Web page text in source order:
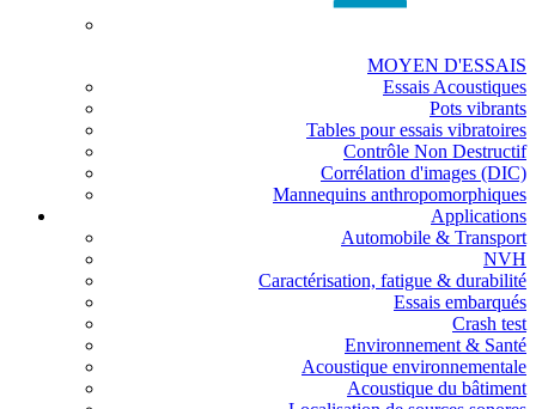
MOYEN D'ESSAIS
Essais Acoustiques
Pots vibrants
Tables pour essais vibratoires
Contrôle Non Destructif
Corrélation d'images (DIC)
Mannequins anthropomorphiques
Applications
Automobile & Transport
NVH
Caractérisation, fatigue & durabilité
Essais embarqués
Crash test
Environnement & Santé
Acoustique environnementale
Acoustique du bâtiment